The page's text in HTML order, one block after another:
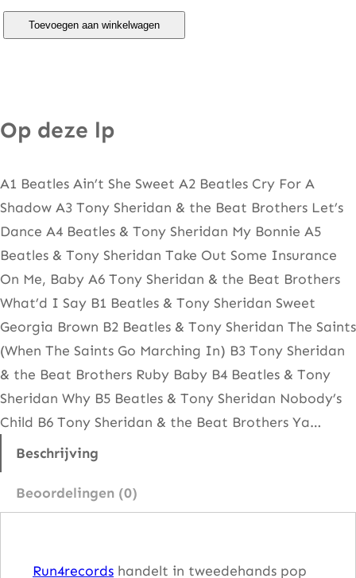
e
–
S
u
p
e
r
s
t
a
r
s
i
Toevoegen aan winkelwagen
Op deze lp
A1 Beatles Ain’t She Sweet A2 Beatles Cry For A
Shadow A3 Tony Sheridan & the Beat Brothers Let’s
Dance A4 Beatles & Tony Sheridan My Bonnie A5
Beatles & Tony Sheridan Take Out Some Insurance
On Me, Baby A6 Tony Sheridan & the Beat Brothers
What’d I Say B1 Beatles & Tony Sheridan Sweet
Georgia Brown B2 Beatles & Tony Sheridan The Saints
(When The Saints Go Marching In) B3 Tony Sheridan
& the Beat Brothers Ruby Baby B4 Beatles & Tony
Sheridan Why B5 Beatles & Tony Sheridan Nobody’s
Child B6 Tony Sheridan & the Beat Brothers Ya…
Beschrijving
Beoordelingen (0)
Run4records handelt in tweedehands pop